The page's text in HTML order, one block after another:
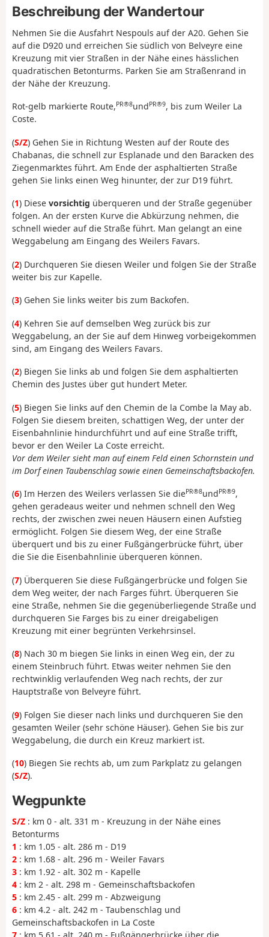
Beschreibung der Wandertour
Nehmen Sie die Ausfahrt Nespouls auf der A20. Gehen Sie
auf die D920 und erreichen Sie südlich von Belveyre eine
Kreuzung mit vier Straßen in der Nähe eines hässlichen
quadratischen Betonturms. Parken Sie am Straßenrand in
der Nähe der Kreuzung.
Rot-gelb markierte Route,PR®8undPR®9, bis zum Weiler La
Coste.
(S/Z) Gehen Sie in Richtung Westen auf der Route des
Chabanas, die schnell zur Esplanade und den Baracken des
Ziegenmarktes führt. Am Ende der asphaltierten Straße
gehen Sie links einen Weg hinunter, der zur D19 führt.
(1) Diese vorsichtig überqueren und der Straße gegenüber
folgen. An der ersten Kurve die Abkürzung nehmen, die
schnell wieder auf die Straße führt. Man gelangt an eine
Weggabelung am Eingang des Weilers Favars.
(2) Durchqueren Sie diesen Weiler und folgen Sie der Straße
weiter bis zur Kapelle.
(3) Gehen Sie links weiter bis zum Backofen.
(4) Kehren Sie auf demselben Weg zurück bis zur
Weggabelung, an der Sie auf dem Hinweg vorbeigekommen
sind, am Eingang des Weilers Favars.
(2) Biegen Sie links ab und folgen Sie dem asphaltierten
Chemin des Justes über gut hundert Meter.
(5) Biegen Sie links auf den Chemin de la Combe la May ab.
Folgen Sie diesem breiten, schattigen Weg, der unter der
Eisenbahnlinie hindurchführt und auf eine Straße trifft,
bevor er den Weiler La Coste erreicht.
Vor dem Weiler sieht man auf einem Feld einen Schornstein und
im Dorf einen Taubenschlag sowie einen Gemeinschaftsbackofen.
(6) Im Herzen des Weilers verlassen Sie diePR®8undPR®9,
gehen geradeaus weiter und nehmen schnell den Weg
rechts, der zwischen zwei neuen Häusern einen Aufstieg
ermöglicht. Folgen Sie diesem Weg, der eine Straße
überquert und bis zu einer Fußgängerbrücke führt, über
die Sie die Eisenbahnlinie überqueren können.
(7) Überqueren Sie diese Fußgängerbrücke und folgen Sie
dem Weg weiter, der nach Farges führt. Überqueren Sie
eine Straße, nehmen Sie die gegenüberliegende Straße und
durchqueren Sie Farges bis zu einer dreigabeligen
Kreuzung mit einer begrünten Verkehrsinsel.
(8) Nach 30 m biegen Sie links in einen Weg ein, der zu
einem Steinbruch führt. Etwas weiter nehmen Sie den
rechtwinklig verlaufenden Weg nach rechts, der zur
Hauptstraße von Belveyre führt.
(9) Folgen Sie dieser nach links und durchqueren Sie den
gesamten Weiler (sehr schöne Häuser). Gehen Sie bis zur
Weggabelung, die durch ein Kreuz markiert ist.
(10) Biegen Sie rechts ab, um zum Parkplatz zu gelangen
(S/Z).
Wegpunkte
S/Z : km 0 - alt. 331 m - Kreuzung in der Nähe eines
Betonturms
1 : km 1.05 - alt. 286 m - D19
2 : km 1.68 - alt. 296 m - Weiler Favars
3 : km 1.92 - alt. 302 m - Kapelle
4 : km 2 - alt. 298 m - Gemeinschaftsbackofen
5 : km 2.45 - alt. 299 m - Abzweigung
6 : km 4.2 - alt. 242 m - Taubenschlag und
Gemeinschaftsbackofen in La Coste